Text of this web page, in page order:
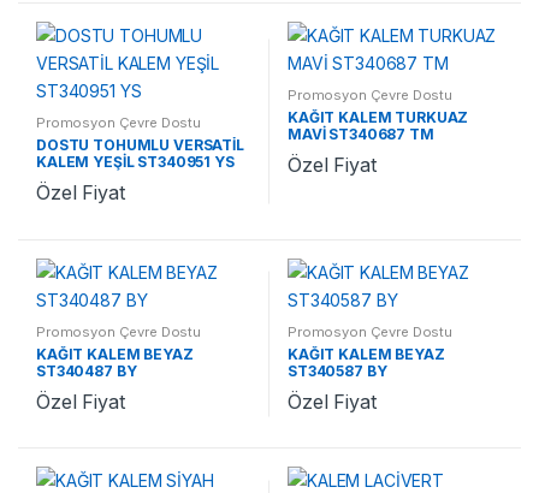
Promosyon Çevre Dostu
Kalemler ,Promosyon Kalemler
DOSTU TOHUMLU VERSATİL
KALEM YEŞİL ST340951 YS
Özel Fiyat
Promosyon Çevre Dostu
Kalemler, Promosyon Kalemler
KAĞIT KALEM TURKUAZ
MAVİ ST340687 TM
Özel Fiyat
Promosyon Çevre Dostu
Kalemler, Promosyon Kalemler
KAĞIT KALEM BEYAZ
ST340487 BY
Özel Fiyat
Promosyon Çevre Dostu
Kalemler, Promosyon Kalemler
KAĞIT KALEM BEYAZ
ST340587 BY
Özel Fiyat